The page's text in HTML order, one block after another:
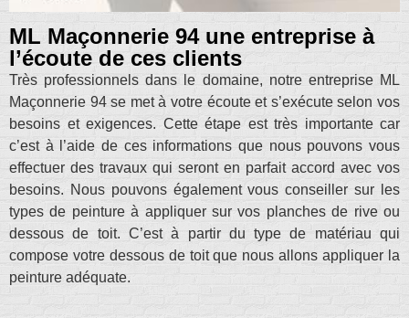
ML Maçonnerie 94 une entreprise à
l’écoute de ces clients
Très professionnels dans le domaine, notre entreprise ML
Maçonnerie 94 se met à votre écoute et s’exécute selon vos
besoins et exigences. Cette étape est très importante car
c’est à l’aide de ces informations que nous pouvons vous
effectuer des travaux qui seront en parfait accord avec vos
besoins. Nous pouvons également vous conseiller sur les
types de peinture à appliquer sur vos planches de rive ou
dessous de toit. C’est à partir du type de matériau qui
compose votre dessous de toit que nous allons appliquer la
peinture adéquate.